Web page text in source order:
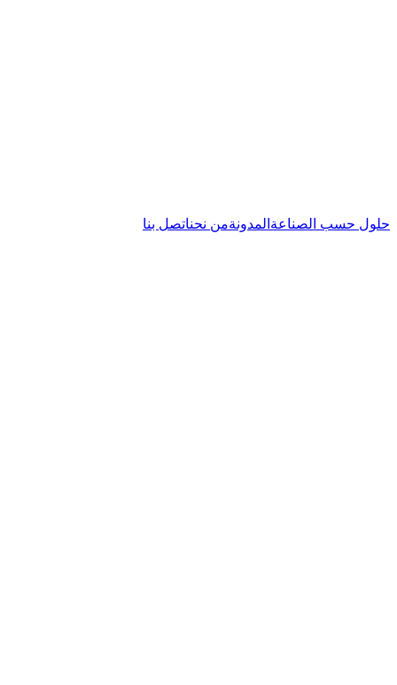
حلول حسب الصناعة المدونةمن نحناتصل بنا